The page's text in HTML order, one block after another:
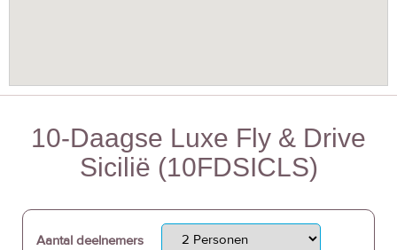
10-Daagse Luxe Fly & Drive
Sicilië (10FDSICLS)
Aantal deelnemers